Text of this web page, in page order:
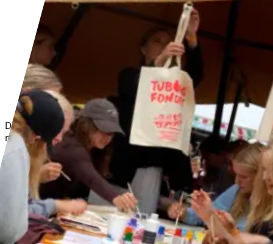
Drømme kan se ud på mange måder. Det samme kan en
mulepose, når du har sat aftrykket fra din drøm på den.
Tuborgfondet inviterer nemlig deltagerene på
Ungdommens Folkemøde til igen i år, at komme på
besøg til vores pop-up event lige ved Navlen på
Ungdommens Folkemøde.
Her skal vi dele, tale og brainstorme drømme, samt
hvordan vi sammen kan realisere dem.